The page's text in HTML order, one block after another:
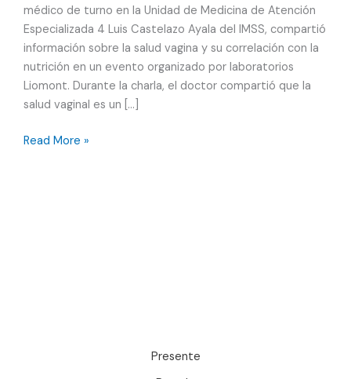
médico de turno en la Unidad de Medicina de Atención
Especializada 4 Luis Castelazo Ayala del IMSS, compartió
información sobre la salud vagina y su correlación con la
nutrición en un evento organizado por laboratorios
Liomont. Durante la charla, el doctor compartió que la
salud vaginal es un […]
Nutrición,
Read More »
Presente